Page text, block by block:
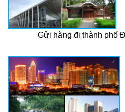
Gửi hàng đi thành phố